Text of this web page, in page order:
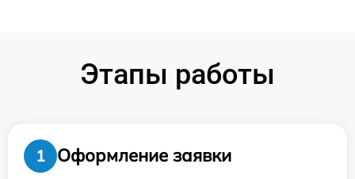
Этапы работы
1
Оформление заявки